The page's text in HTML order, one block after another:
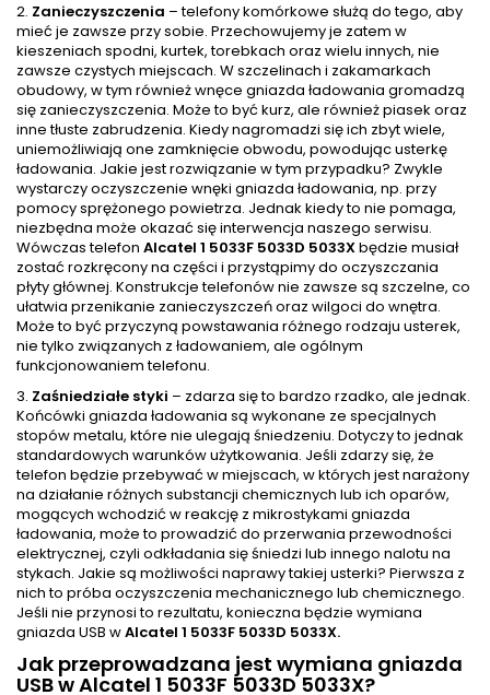
2. Zanieczyszczenia – telefony komórkowe służą do tego, aby
mieć je zawsze przy sobie. Przechowujemy je zatem w
kieszeniach spodni, kurtek, torebkach oraz wielu innych, nie
zawsze czystych miejscach. W szczelinach i zakamarkach
obudowy, w tym również wnęce gniazda ładowania gromadzą
się zanieczyszczenia. Może to być kurz, ale również piasek oraz
inne tłuste zabrudzenia. Kiedy nagromadzi się ich zbyt wiele,
uniemożliwiają one zamknięcie obwodu, powodując usterkę
ładowania. Jakie jest rozwiązanie w tym przypadku? Zwykle
wystarczy oczyszczenie wnęki gniazda ładowania, np. przy
pomocy sprężonego powietrza. Jednak kiedy to nie pomaga,
niezbędna może okazać się interwencja naszego serwisu.
Wówczas telefon Alcatel 1 5033F 5033D 5033Xbędzie musiał
zostać rozkręcony na części i przystąpimy do oczyszczania
płyty głównej. Konstrukcje telefonów nie zawsze są szczelne, co
ułatwia przenikanie zanieczyszczeń oraz wilgoci do wnętra.
Może to być przyczyną powstawania różnego rodzaju usterek,
nie tylko związanych z ładowaniem, ale ogólnym
funkcjonowaniem telefonu.
3. Zaśniedziałe styki – zdarza się to bardzo rzadko, ale jednak.
Końcówki gniazda ładowania są wykonane ze specjalnych
stopów metalu, które nie ulegają śniedzeniu. Dotyczy to jednak
standardowych warunków użytkowania. Jeśli zdarzy się, że
telefon będzie przebywać w miejscach, w których jest narażony
na działanie różnych substancji chemicznych lub ich oparów,
mogących wchodzić w reakcję z mikrostykami gniazda
ładowania, może to prowadzić do przerwania przewodności
elektrycznej, czyli odkładania się śniedzi lub innego nalotu na
stykach. Jakie są możliwości naprawy takiej usterki? Pierwsza z
nich to próba oczyszczenia mechanicznego lub chemicznego.
Jeśli nie przynosi to rezultatu, konieczna będzie wymiana
gniazda USB wAlcatel 1 5033F 5033D 5033X.
Jak przeprowadzana jest wymiana gniazda
USB w Alcatel 1 5033F 5033D 5033X?